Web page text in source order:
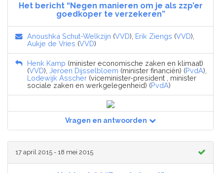
Het bericht “Negen manieren om je als zzp’er
goedkoper te verzekeren”
Anoushka Schut-Welkzijn (VVD), Erik Ziengs (VVD),
Aukje de Vries (VVD)
Henk Kamp (minister economische zaken en klimaat)
(VVD), Jeroen Dijsselbloem (minister financiën) (PvdA),
Lodewijk Asscher (viceminister-president , minister
sociale zaken en werkgelegenheid) (PvdA)
Vragen en antwoorden
17 april 2015 - 18 mei 2015